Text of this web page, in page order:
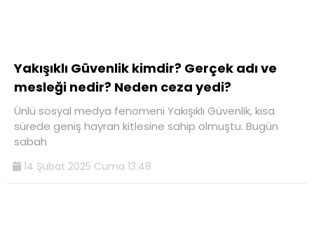
Yakışıklı Güvenlik kimdir? Gerçek adı ve
mesleği nedir? Neden ceza yedi?
Ünlü sosyal medya fenomeni Yakışıklı Güvenlik, kısa
sürede geniş hayran kitlesine sahip olmuştu. Bugün
sabah
14 Şubat 2025 Cuma 13:48